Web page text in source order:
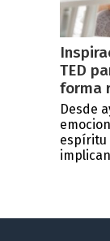
TED
forma
Desde
espíritu